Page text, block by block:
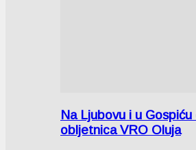
Na Ljubovu i u
obljetnica VRO Oluja